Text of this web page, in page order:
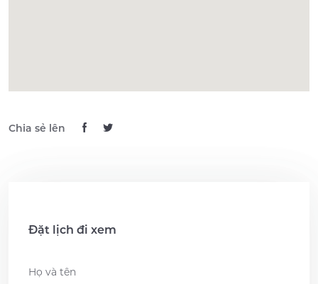
Chia sẻ lên
Đặt lịch đi xem
Name *